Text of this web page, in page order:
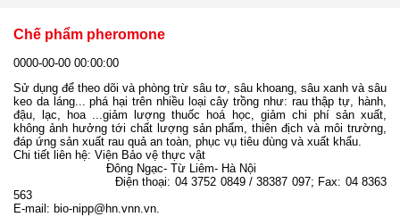
Chế phẩm pheromone
0000-00-00 00:00:00
Sử dụng để theo dõi và phòng trừ sâu tơ, sâu khoang, sâu xanh và sâu
keo da láng... phá hại trên nhiều loại cây trồng như: rau thập tự, hành,
đậu, lạc, hoa ...giảm lượng thuốc hoá học, giảm chi phí sản xuất,
không ảnh hưởng tới chất lượng sản phẩm, thiên địch và môi trường,
đáp ứng sản xuất rau quả an toàn, phục vụ tiêu dùng và xuất khẩu.
Chi tiết liên hệ: Viện Bảo vệ thực vật
Đông Ngạc- Từ Liêm- Hà Nội
Điện thoại: 04 3752 0849 / 38387 097; Fax: 04 8363
563
E-mail: bio-nipp@hn.vnn.vn.